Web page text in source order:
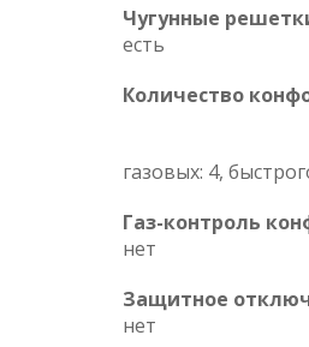
Чугунные
есть
Количество
газовых: 4,
Газ-контроль
нет
Защитное
нет